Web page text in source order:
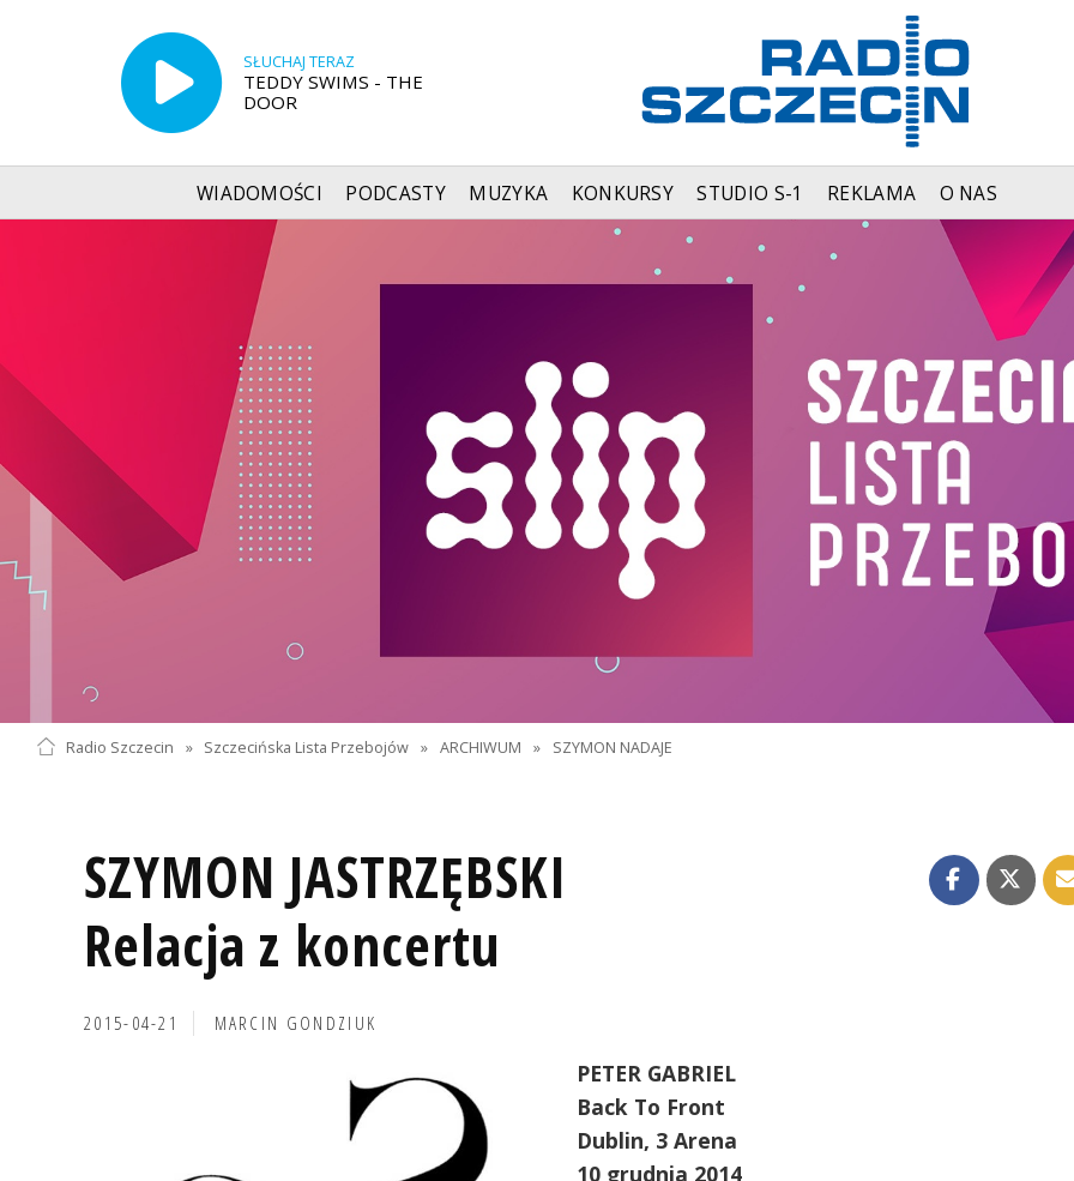
SŁUCHAJ TERAZ
TEDDY SWIMS - THE
DOOR
WIADOMOŚCI PODCASTY MUZYKA KONKURSY STUDIO S-1 REKLAMA O NAS
Radio Szczecin » Szczecińska Lista Przebojów » ARCHIWUM » SZYMON NADAJE
SZYMON JASTRZĘBSKI
Relacja z koncertu
2015-04-21 MARCIN GONDZIUK
PETER GABRIEL
Back To Front
Dublin, 3 Arena
10 grudnia 2014